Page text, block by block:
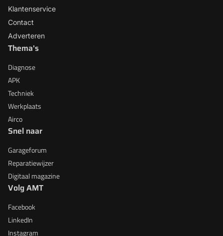
Klantenservice
Contact
Adverteren
Thema's
Diagnose
APK
Techniek
Werkplaats
Airco
Snel naar
Garageforum
Reparatiewijzer
Digitaal magazine
Volg AMT
Facebook
LinkedIn
Instagram